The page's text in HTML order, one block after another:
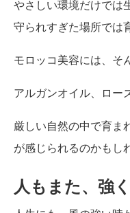
やさしい環境だけでは
守られすぎた場所では
モロッコ美容には、そ
アルガンオイル、ロー
厳しい自然の中で育ま
が感じられるのかもし
人もまた、強